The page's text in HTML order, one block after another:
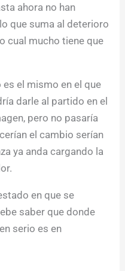
ahora no han
que suma al deterioro
cual mucho tiene que
el mismo en el que
darle al partido en el
pero no pasaría
el cambio serían
ya anda cargando la
en que se
saber que donde
serio es en